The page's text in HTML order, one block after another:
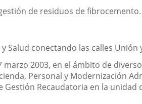
de residuos de fibrocemento.
conectando las calles Unión
2003, en el ámbito de
Personal y Modernización
Recaudatoria en la unidad